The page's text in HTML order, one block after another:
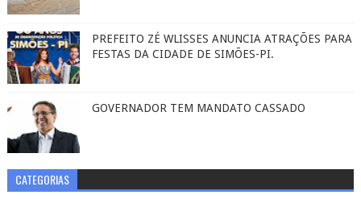
PREFEITO ZÉ WLISSES ANUNCIA ATRAÇÕES PARA
FESTAS DA CIDADE DE SIMÕES-PI.
GOVERNADOR TEM MANDATO CASSADO
CATEGORIAS